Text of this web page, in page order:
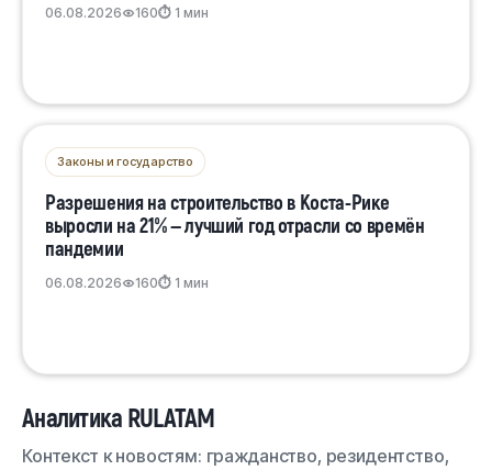
06.08.2026 160⏱ 1 мин
Законы и государство
Разрешения на строительство в Коста-Рике
выросли на 21% — лучший год отрасли со времён
пандемии
06.08.2026 160⏱ 1 мин
Аналитика RULATAM
Контекст к новостям: гражданство, резидентство,